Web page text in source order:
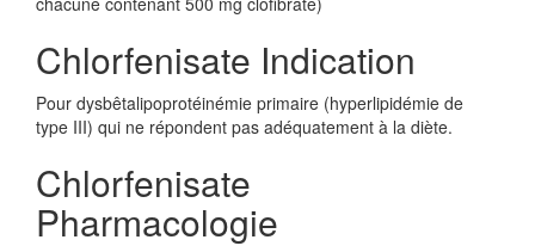
Chlorfenisate Indication
Pour dysbêtalipoprotéinémie primaire (hyperlipidémie de
type III) qui ne répondent pas adéquatement à la diète.
Chlorfenisate
Pharmacologie